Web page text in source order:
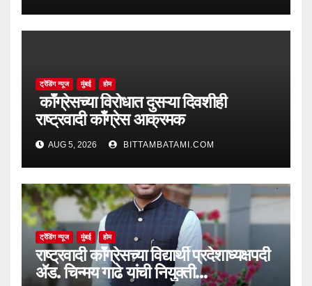
ट्रेंडिंग न्यूज मुंबई होम
काँग्रेसच्या विरोधात दुसऱ्या दिवशीही
राष्ट्रवादी काँग्रेस आक्रमक
AUG 5, 2026 BITTAMBATAMI.COM
ट्रेंडिंग न्यूज मुंबई होम
राष्ट्रवादी काँग्रेसच्या विद्यार्थी प्रदेशाध्यक्षपदी
ॲड. चिन्मय गाढे यांची नियुक्ती…